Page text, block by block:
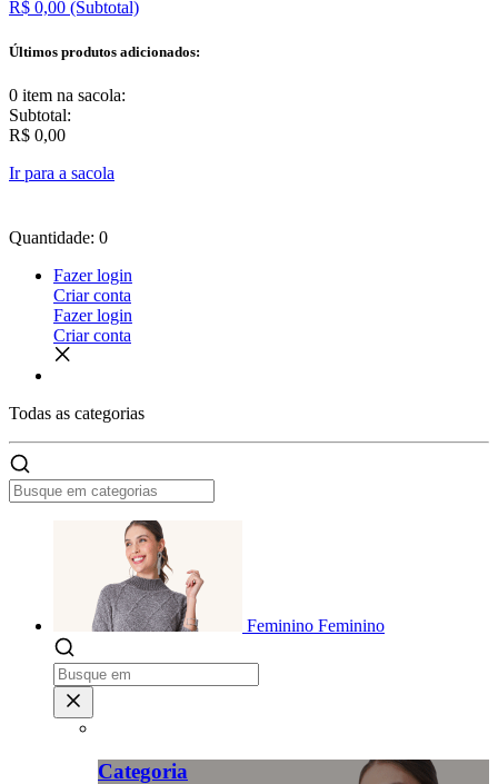
R$ 0,00 (Subtotal)
Últimos produtos adicionados:
0 item na sacola:
Subtotal:
R$ 0,00
Ir para a sacola
Quantidade: 0
Fazer login
Criar conta
Fazer login
Criar conta
Todas as categorias
Feminino Feminino
Categoria